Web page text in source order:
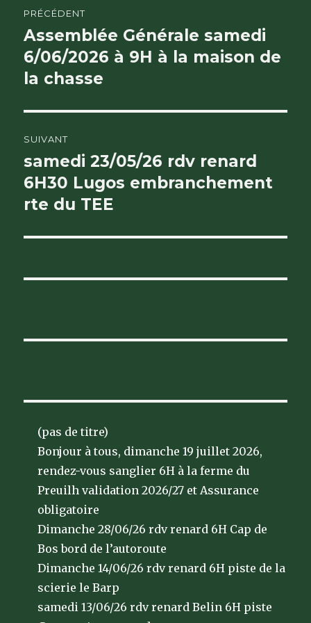
de
l’article
PRÉCÉDENT
Publication
précédente :
Assemblée Générale samedi
6/06/2026 à 9H à la maison de
la chasse
SUIVANT
Publication
suivante :
samedi 23/05/26 rdv renard
6H30 Lugos embranchement
rte du TEE
(pas de titre)
Bonjour à tous, dimanche 19 juillet 2026,
rendez-vous sanglier 6H à la ferme du
Preuilh validation 2026/27 et Assurance
obligatoire
Dimanche 28/06/26 rdv renard 6H Cap de
Bos bord de l’autoroute
Dimanche 14/06/26 rdv renard 6H piste de la
scierie le Barp
samedi 13/06/26 rdv renard Belin 6H piste